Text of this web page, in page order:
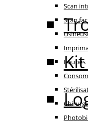
Scan
Scan
Loupes